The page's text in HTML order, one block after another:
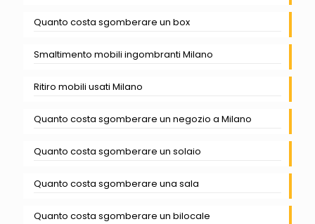
Quanto costa sgomberare un box
Smaltimento mobili ingombranti Milano
Ritiro mobili usati Milano
Quanto costa sgomberare un negozio a Milano
Quanto costa sgomberare un solaio
Quanto costa sgomberare una sala
Quanto costa sgomberare un bilocale